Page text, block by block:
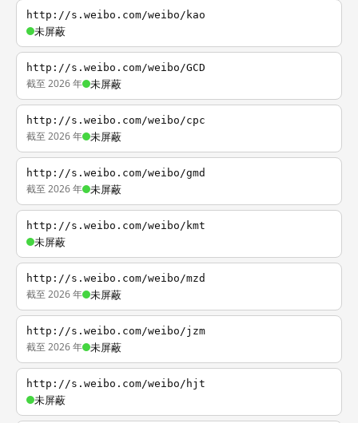
http://s.weibo.com/weibo/kao
未屏蔽
http://s.weibo.com/weibo/GCD
截至 2026 年 未屏蔽
http://s.weibo.com/weibo/cpc
截至 2026 年 未屏蔽
http://s.weibo.com/weibo/gmd
截至 2026 年 未屏蔽
http://s.weibo.com/weibo/kmt
未屏蔽
http://s.weibo.com/weibo/mzd
截至 2026 年 未屏蔽
http://s.weibo.com/weibo/jzm
截至 2026 年 未屏蔽
http://s.weibo.com/weibo/hjt
未屏蔽